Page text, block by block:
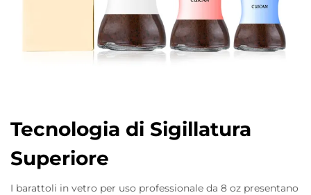
Tecnologia di Sigillatura
Superiore
I barattoli in vetro per uso professionale da 8 oz presentano